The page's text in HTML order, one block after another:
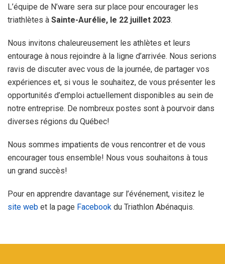
L’équipe de N’ware sera sur place pour encourager les
triathlètes à Sainte-Aurélie, le 22 juillet 2023.
Nous invitons chaleureusement les athlètes et leurs
entourage à nous rejoindre à la ligne d’arrivée. Nous serions
ravis de discuter avec vous de la journée, de partager vos
expériences et, si vous le souhaitez, de vous présenter les
opportunités d’emploi actuellement disponibles au sein de
notre entreprise. De nombreux postes sont à pourvoir dans
diverses régions du Québec!
Nous sommes impatients de vous rencontrer et de vous
encourager tous ensemble! Nous vous souhaitons à tous
un grand succès!
Pour en apprendre davantage sur l’événement, visitez le
site web et la page Facebook du Triathlon Abénaquis.